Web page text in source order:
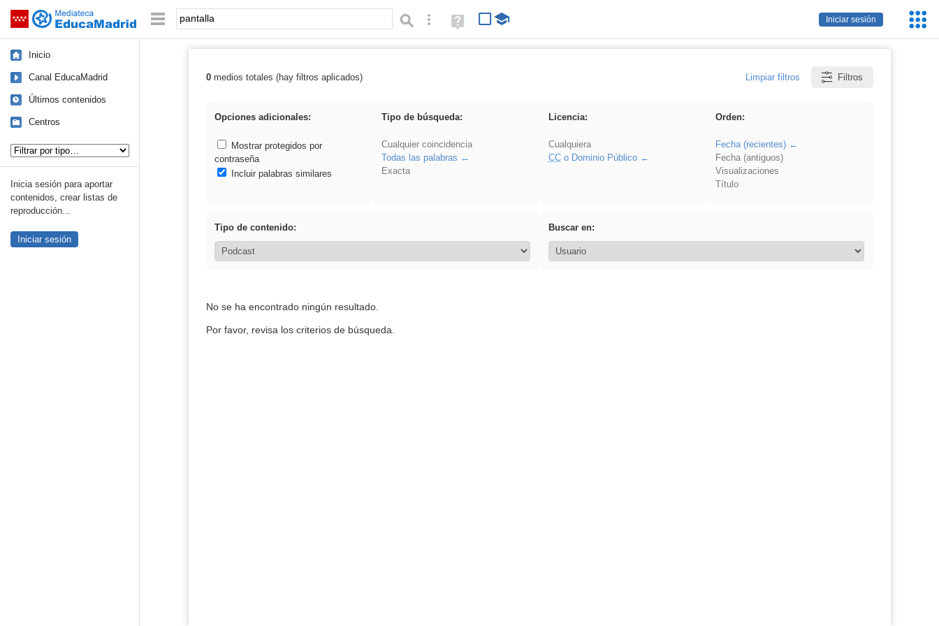
Saltar navegación
Iniciar sesión
Palabra o frase: Búsqueda avanzada
Ayuda
(en
Inicio
Canal EducaMadrid
Últimos contenidos
Centros
Inicia sesión para aportar
contenidos, crear listas de
reproducción...
Iniciar sesión
Resultados de: pantalla
0medios totales (hay filtros aplicados) Limpiar filtros Filtros
Opciones adicionales:
Mostrar protegidos por
contraseña
Incluir palabras similares
Tipo de búsqueda:
Cualquier coincidencia
Todas las palabras
Exacta
Licencia:
Cualquiera
CCo Dominio Público
Orden:
Fecha (recientes)
Fecha (antiguos)
Visualizaciones
Título
Tipo de contenido: Buscar en:
No se ha encontrado ningún resultado.
Por favor, revisa los criterios de búsqueda.